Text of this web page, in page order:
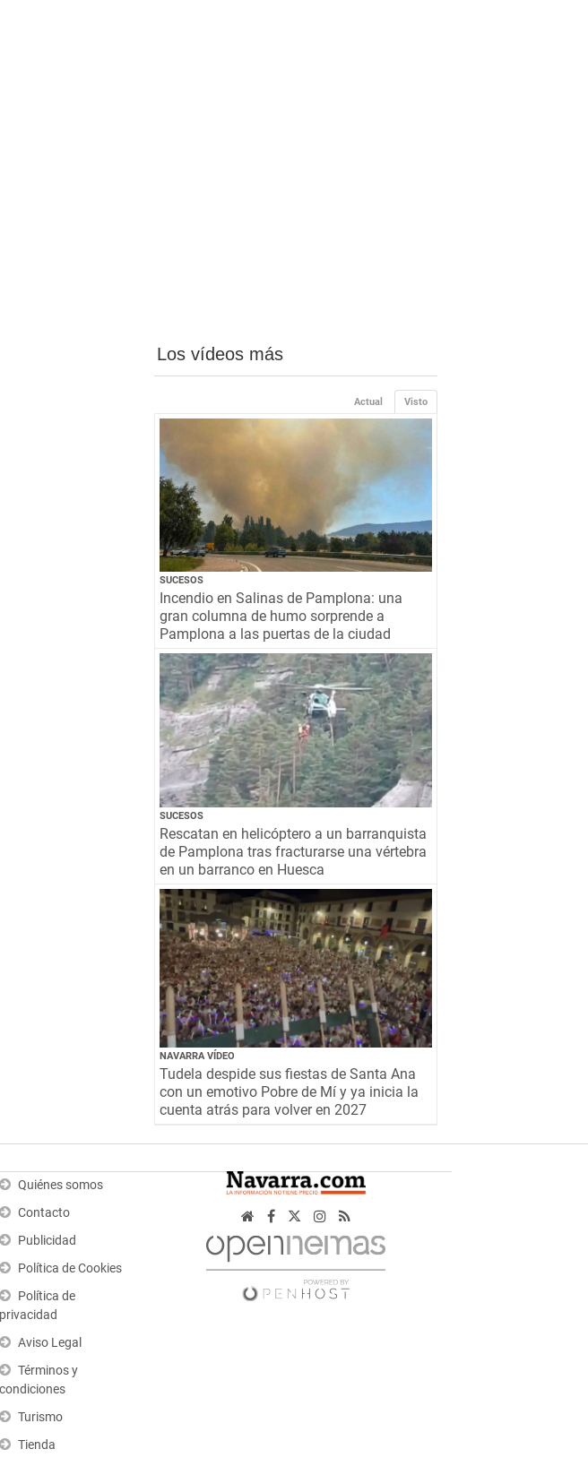
Los vídeos más
Visto
Actual
SUCESOS
Incendio en Salinas de Pamplona: una
gran columna de humo sorprende a
Pamplona a las puertas de la ciudad
SUCESOS
Rescatan en helicóptero a un barranquista
de Pamplona tras fracturarse una vértebra
en un barranco en Huesca
NAVARRA VÍDEO
Tudela despide sus fiestas de Santa Ana
con un emotivo Pobre de Mí y ya inicia la
cuenta atrás para volver en 2027
Quiénes somos
Contacto
Publicidad
Política de Cookies
Política de
privacidad
Aviso Legal
Términos y
condiciones
Turismo
Tienda